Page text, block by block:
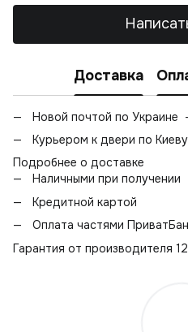
Доставка
Новой почтой по Украине
Курьером к двери по
Подробнее о доставке
Наличными при получении
Кредитной картой
Оплата частями
Гарантия от производителя